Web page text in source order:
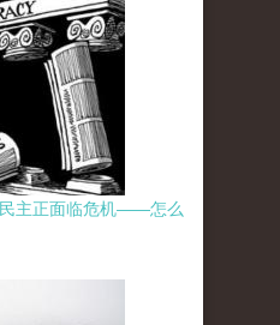
主正面临危机——怎么